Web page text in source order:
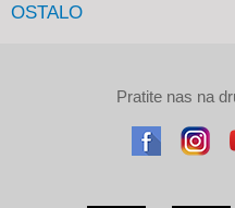
OSTALO
Pratite nas na